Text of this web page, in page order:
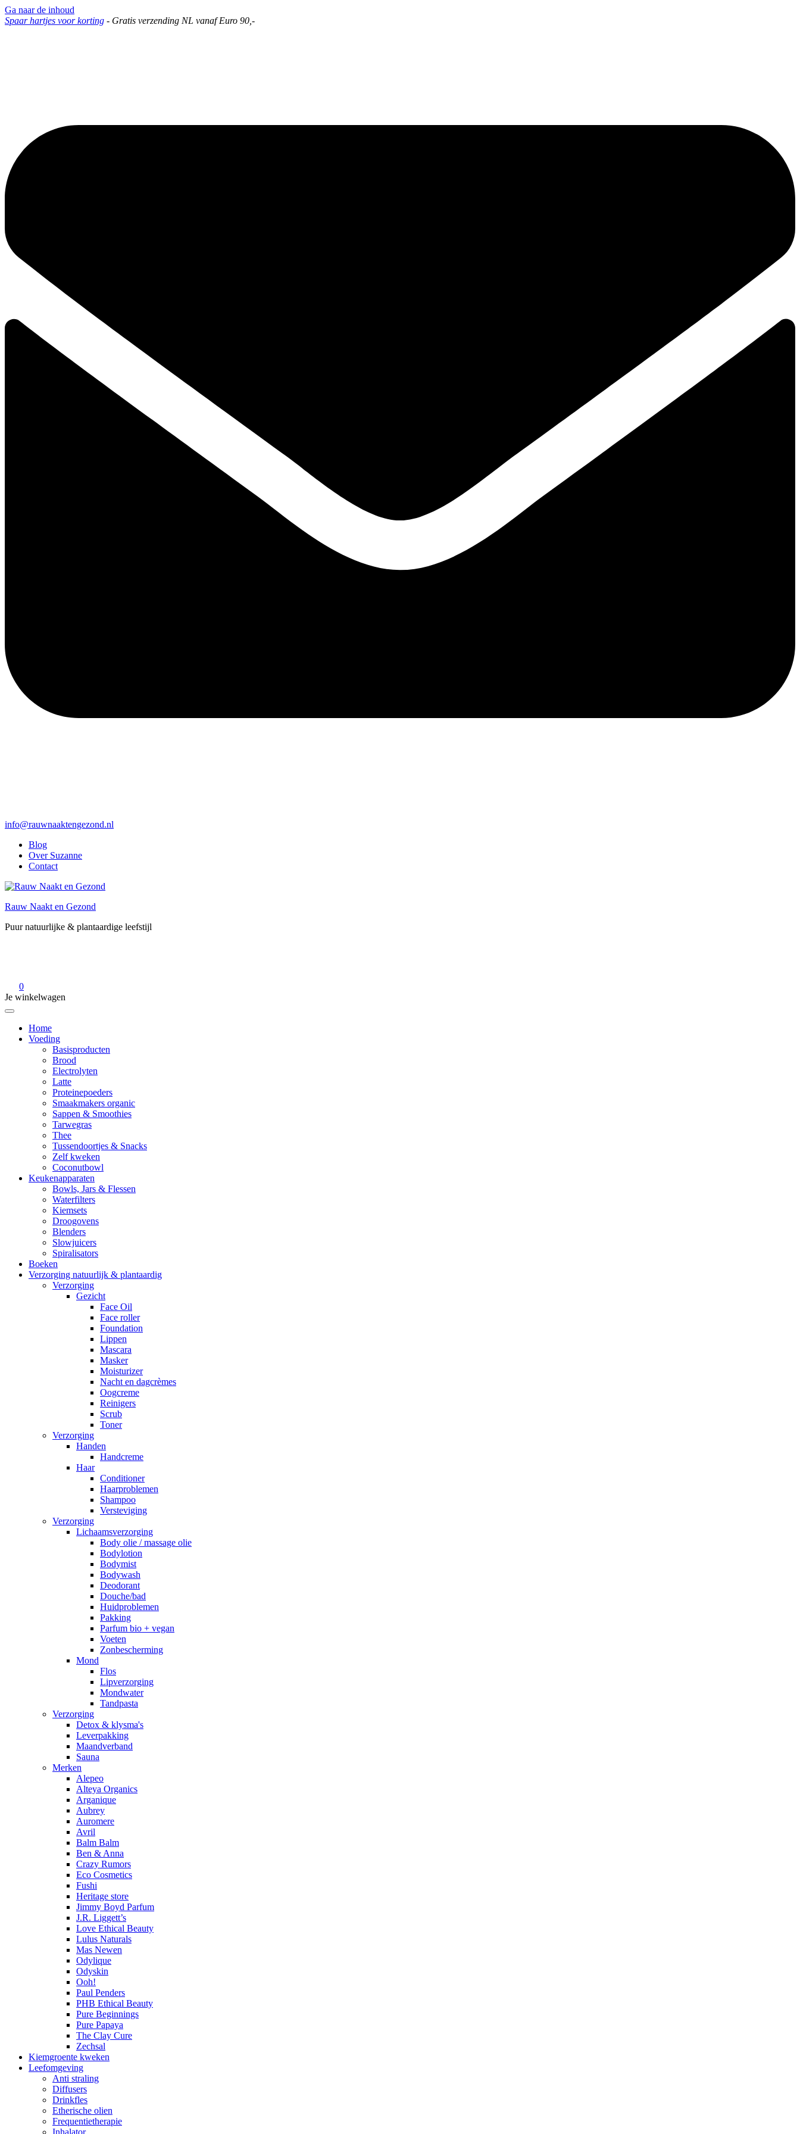
Ga naar de inhoud
Spaar hartjes voor korting - Gratis verzending NL vanaf Euro 90,-
info@rauwnaaktengezond.nl
Blog
Over Suzanne
Contact
Rauw Naakt en Gezond
Puur natuurlijke & plantaardige leefstijl
0
Je winkelwagen
Home
Voeding
Basisproducten
Brood
Electrolyten
Latte
Proteinepoeders
Smaakmakers organic
Sappen & Smoothies
Tarwegras
Thee
Tussendoortjes & Snacks
Zelf kweken
Coconutbowl
Keukenapparaten
Bowls, Jars & Flessen
Waterfilters
Kiemsets
Droogovens
Blenders
Slowjuicers
Spiralisators
Boeken
Verzorging natuurlijk & plantaardig
Verzorging
Gezicht
Face Oil
Face roller
Foundation
Lippen
Mascara
Masker
Moisturizer
Nacht en dagcrèmes
Oogcreme
Reinigers
Scrub
Toner
Verzorging
Handen
Handcreme
Haar
Conditioner
Haarproblemen
Shampoo
Versteviging
Verzorging
Lichaamsverzorging
Body olie / massage olie
Bodylotion
Bodymist
Bodywash
Deodorant
Douche/bad
Huidproblemen
Pakking
Parfum bio + vegan
Voeten
Zonbescherming
Mond
Flos
Lipverzorging
Mondwater
Tandpasta
Verzorging
Detox & klysma's
Leverpakking
Maandverband
Sauna
Merken
Alepeo
Alteya Organics
Arganique
Aubrey
Auromere
Avril
Balm Balm
Ben & Anna
Crazy Rumors
Eco Cosmetics
Fushi
Heritage store
Jimmy Boyd Parfum
J.R. Liggett’s
Love Ethical Beauty
Lulus Naturals
Mas Newen
Odylique
Odyskin
Ooh!
Paul Penders
PHB Ethical Beauty
Pure Beginnings
Pure Papaya
The Clay Cure
Zechsal
Kiemgroente kweken
Leefomgeving
Anti straling
Diffusers
Drinkfles
Etherische olien
Frequentietherapie
Inhalator